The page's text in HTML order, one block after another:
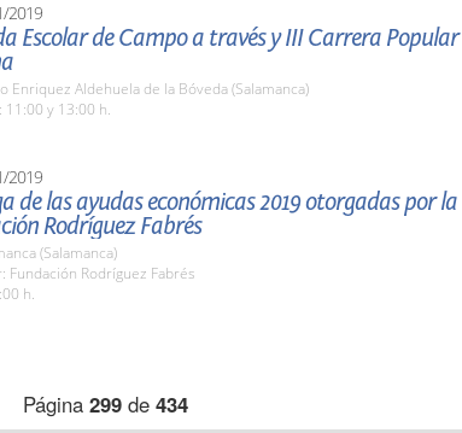
2019
Escolar de Campo a través y III Carrera Popular
Enriquez Aldehuela de la Bóveda (Salamanca)
11:00 y 13:00 h.
2019
de las ayudas económicas 2019 otorgadas por la
Rodríguez Fabrés
(Salamanca)
Fundación Rodríguez Fabrés
h.
Página 299de 434